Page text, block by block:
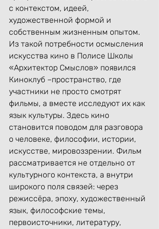
с контекстом, идеей,
художественной формой и
собственным жизненным опытом.
Из такой потребности осмысления
искусства кино в Полисе Школы
«Архитектор Смыслов» появился
Киноклуб –пространство, где
участники не просто смотрят
фильмы, а вместе исследуют их как
язык культуры. Здесь кино
становится поводом для разговора
о человеке, философии, истории,
искусстве, мировоззрении. Фильм
рассматривается не отдельно от
культурного контекста, а внутри
широкого поля связей: через
режиссёра, эпоху, художественный
язык, философские темы,
первоисточники, литературу,